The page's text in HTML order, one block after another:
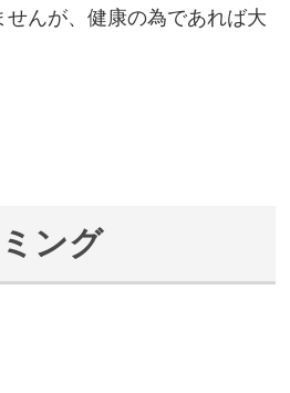
せんが、健康の為であれば大
ング